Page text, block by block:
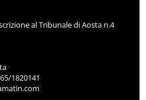
al Tribunale di Aosta n.4
1820141